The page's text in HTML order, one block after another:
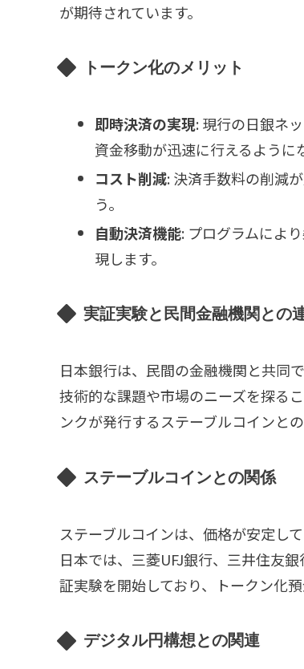
が期待されています。
トークン化のメリット
即時決済の実現: 現行の日銀ネ
資金移動が迅速に行えるように
コスト削減: 決済手数料の削減
う。
自動決済機能: プログラムによ
現します。
実証実験と民間金融機関との
日本銀行は、民間の金融機関と共同
技術的な課題や市場のニーズを探る
ンクが発行するステーブルコインと
ステーブルコインとの関係
ステーブルコインは、価格が安定し
日本では、三菱UFJ銀行、三井住友
証実験を開始しており、トークン化
デジタル円構想との関連